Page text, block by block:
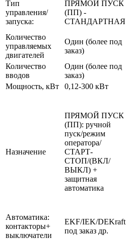
Тип
управления/
запуска:
ПРЯМОЙ ПУСК
(ПП) -
СТАНДАРТНАЯ
Количество
управляемых
двигателей
Один (более под
заказ)
Количество
вводов
Один (более под
заказ)
Мощность, кВт
0,12-300 кВт
Назначение
ПРЯМОЙ ПУСК
(ПП): ручной
пуск/режим
оператора/
СТАРТ-
СТОП/(ВКЛ/
ВЫКЛ) +
защитная
автоматика
Автоматика:
контакторы+
выключатели
EKF/IEK/DEKraft
под заказ др.